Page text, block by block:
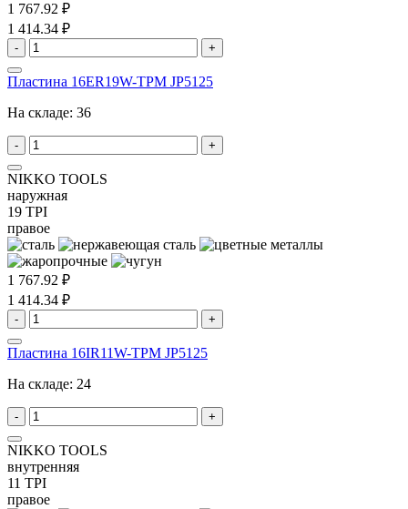
1 767.92 ₽
1 414.34 ₽
- +
Пластина 16ER19W-TPM JP5125
На складе: 36
- +
NIKKO TOOLS
наружная
19 TPI
правое
1 767.92 ₽
1 414.34 ₽
- +
Пластина 16IR11W-TPM JP5125
На складе: 24
- +
NIKKO TOOLS
внутренняя
11 TPI
правое